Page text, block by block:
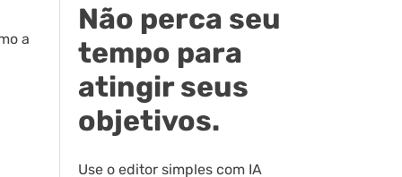
a
Não perca seu
tempo para
atingir seus
objetivos.
Use o editor simples com IA